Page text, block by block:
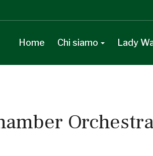
Home Chi siamo Lady